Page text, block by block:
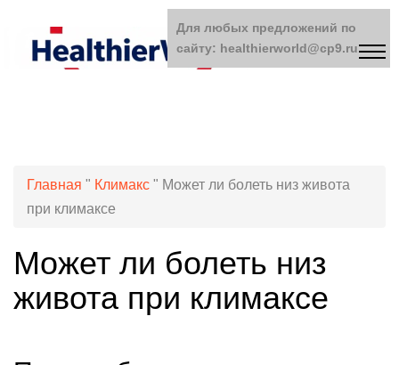
Главная " Климакс " Может ли болеть низ живота
при климаксе
Может ли болеть низ
живота при климаксе
Для любых предложений по
сайту: healthierworld@cp9.ru